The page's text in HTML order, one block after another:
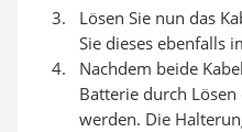
Lösen Sie nun das
Sie dieses ebenfalls
Nachdem beide
Batterie durch
werden. Die